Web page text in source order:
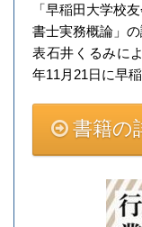
「早稲田大学校
書士実務概論」
表石井くるみに
年11月21日に早
書籍の